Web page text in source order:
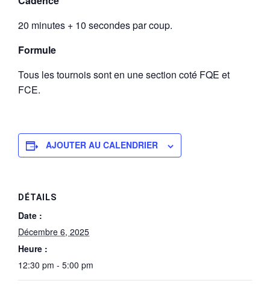
20 minutes + 10 secondes par coup.
Formule
Tous les tournois sont en une section coté FQE et
FCE.
AJOUTER AU CALENDRIER
DÉTAILS
Date :
Décembre 6, 2025
Heure :
12:30 pm - 5:00 pm